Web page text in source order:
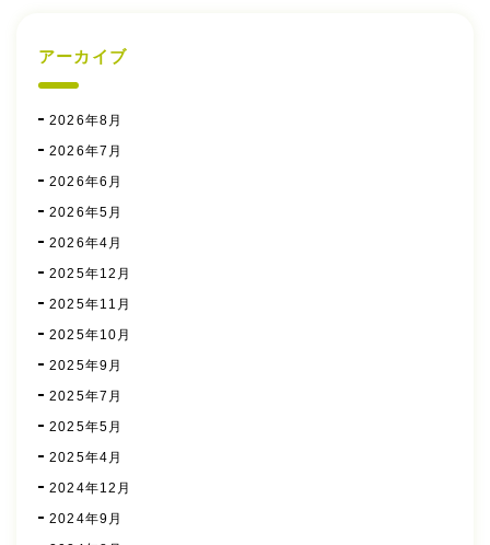
アーカイブ
2026年8月
2026年7月
2026年6月
2026年5月
2026年4月
2025年12月
2025年11月
2025年10月
2025年9月
2025年7月
2025年5月
2025年4月
2024年12月
2024年9月